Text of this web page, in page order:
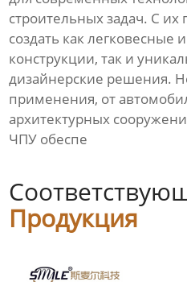
строительных задач. С
создать как легковесные
конструкции, так и
дизайнерские решения.
применения, от
архитектурных
ЧПУ обеспе
Продукция